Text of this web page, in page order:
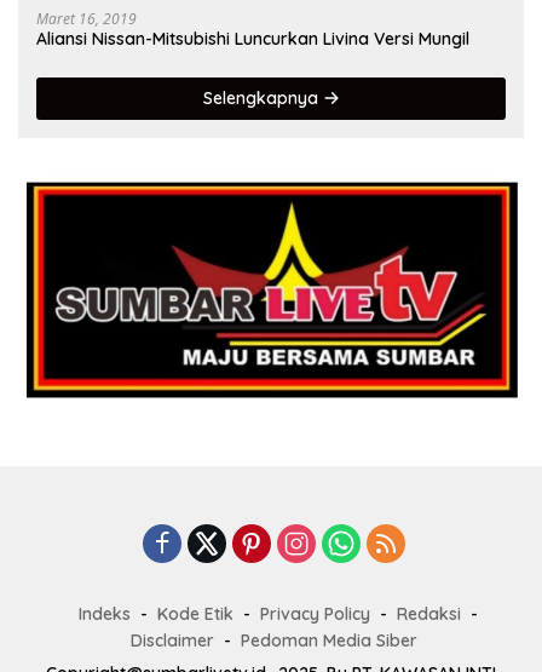
Maret 16, 2019
Aliansi Nissan-Mitsubishi Luncurkan Livina Versi Mungil
Selengkapnya
Indeks Kode Etik Privacy Policy
Redaksi
Disclaimer
Pedoman Media Siber